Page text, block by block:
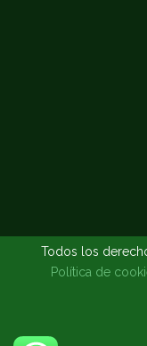
Todos los
Política de